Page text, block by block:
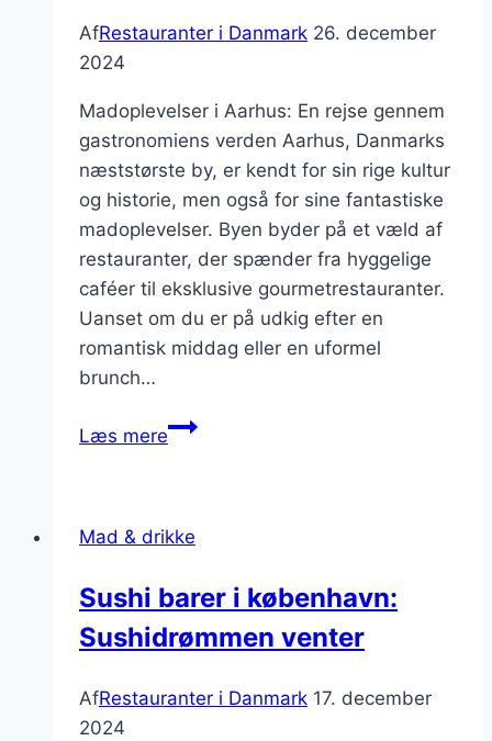
AfRestauranter i Danmark 26. december
2024
Madoplevelser i Aarhus: En rejse gennem
gastronomiens verden Aarhus, Danmarks
næststørste by, er kendt for sin rige kultur
og historie, men også for sine fantastiske
madoplevelser. Byen byder på et væld af
restauranter, der spænder fra hyggelige
caféer til eksklusive gourmetrestauranter.
Uanset om du er på udkig efter en
romantisk middag eller en uformel
brunch…
Læs mereMadoplevelser
gourmetretter
Mad & drikke
Sushi barer i københavn:
Sushidrømmen venter
AfRestauranter i Danmark 17. december
2024